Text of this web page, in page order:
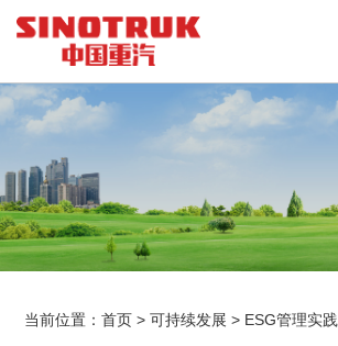
当前位置：首页 >可持续发展 > ESG管理实践